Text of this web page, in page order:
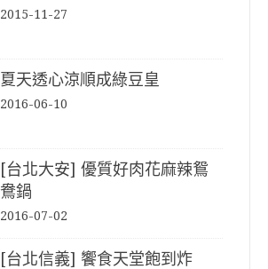
2015-11-27
夏天透心涼順成綠豆皇
2016-06-10
[台北大安] 優質好肉花麻辣鴛
鴦鍋
2016-07-02
[台北信義] 饗食天堂飽到炸